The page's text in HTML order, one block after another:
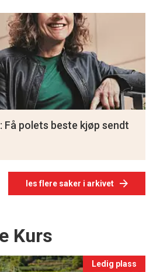
les flere saker i arkivet
Få polets beste kjøp sendt
Kurs
Ledig plass